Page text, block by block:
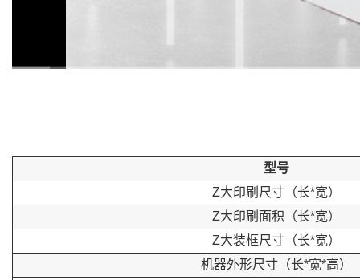
型号
Z大印刷尺寸（长*宽）
Z大印刷面积（长*宽）
Z大装框尺寸（长*宽）
机器外形尺寸（长*宽*高）